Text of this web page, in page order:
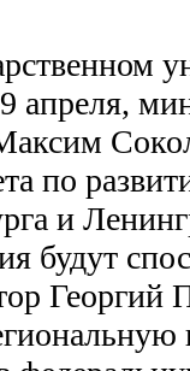
апреля,
по
и
будут
Георгий